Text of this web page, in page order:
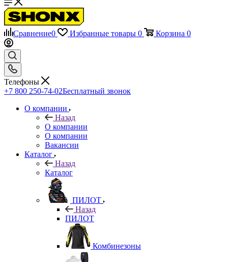
Сравнение0 Избранные товары 0 Корзина 0
Телефоны
+7 800 250-74-02Бесплатный звонок
О компании
Назад
О компании
О компании
Вакансии
Каталог
Назад
Каталог
ПИЛОТ
Назад
ПИЛОТ
Комбинезоны